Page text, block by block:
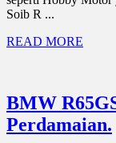
Soib R ...
READ MORE
BMW
Perdamaian.